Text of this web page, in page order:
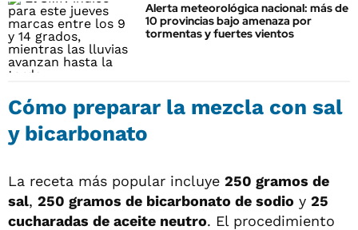
Alerta meteorológica nacional: más de
10 provincias bajo amenaza por
tormentas y fuertes vientos
Cómo preparar la mezcla con sal
y bicarbonato
La receta más popular incluye 250 gramos de
sal, 250 gramos de bicarbonato de sodio y 25
cucharadas de aceite neutro. El procedimiento